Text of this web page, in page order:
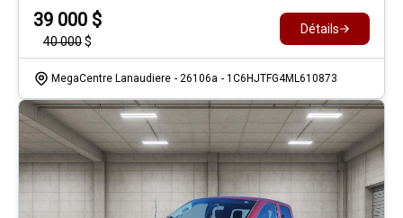
39 000 $
40 000$
Détails
MegaCentre Lanaudiere - 26106a - 1C6HJTFG4ML610873